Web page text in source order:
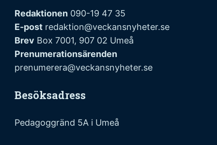
Redaktionen 090-19 47 35
E-post redaktion@veckansnyheter.se
Brev Box 7001, 907 02 Umeå
Prenumerationsärenden
prenumerera@veckansnyheter.se
Besöksadress
Pedagoggränd 5A i Umeå